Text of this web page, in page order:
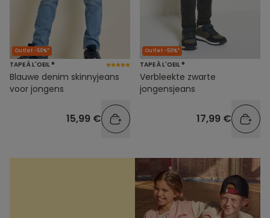
Outlet -50%*
TAPE À L'OEIL ®
Blauwe denim skinnyjeans
voor jongens
15,99 €
Outlet -50%*
TAPE À L'OEIL ®
Verbleekte zwarte
jongensjeans
17,99 €